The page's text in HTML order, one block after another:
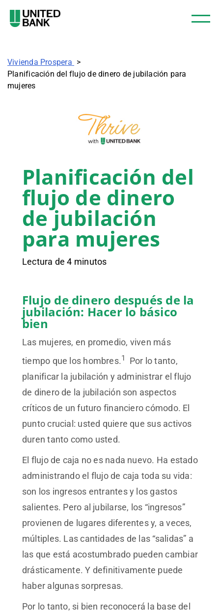
Vivienda Prospera
Planificación del flujo de dinero de jubilación para
mujeres
Planificación del
flujo de dinero
de jubilación
para mujeres
Lectura de 4 minutos
Flujo de dinero después de la
jubilación: Hacer lo básico
bien
Las mujeres, en promedio, viven más
tiempo que los hombres.1
Por lo tanto,
planificar la jubilación y administrar el flujo
de dinero de la jubilación son aspectos
críticos de un futuro financiero cómodo. El
punto crucial: usted quiere que sus activos
duren tanto como usted.
El flujo de caja no es nada nuevo. Ha estado
administrando el flujo de caja toda su vida:
son los ingresos entrantes y los gastos
salientes. Pero al jubilarse, los “ingresos”
provienen de lugares diferentes y, a veces,
múltiples. Las cantidades de las “salidas” a
las que está acostumbrado pueden cambiar
drásticamente. Y definitivamente puede
haber algunas sorpresas.
Por lo tanto, si bien reconocerá la base del